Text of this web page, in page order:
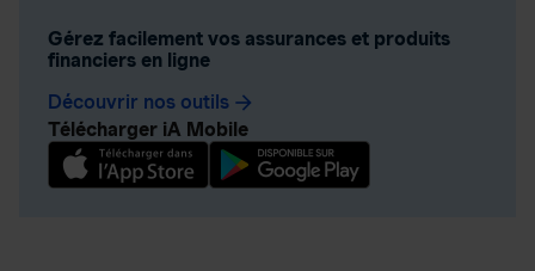
Gérez facilement vos assurances et produits
financiers en ligne
Découvrir nos outils arrow_forward
Télécharger iA Mobile